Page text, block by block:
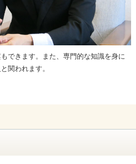
できます。また、専門的な知識を身に
関われます。